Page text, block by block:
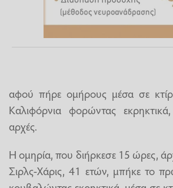
αφού πήρε ομήρους μέσα σε
Καλιφόρνια φορώντας
αρχές.
Η ομηρία, που διήρκεσε 15 ώρες,
Σιρλς-Χάρις, 41 ετών, μπήκε το